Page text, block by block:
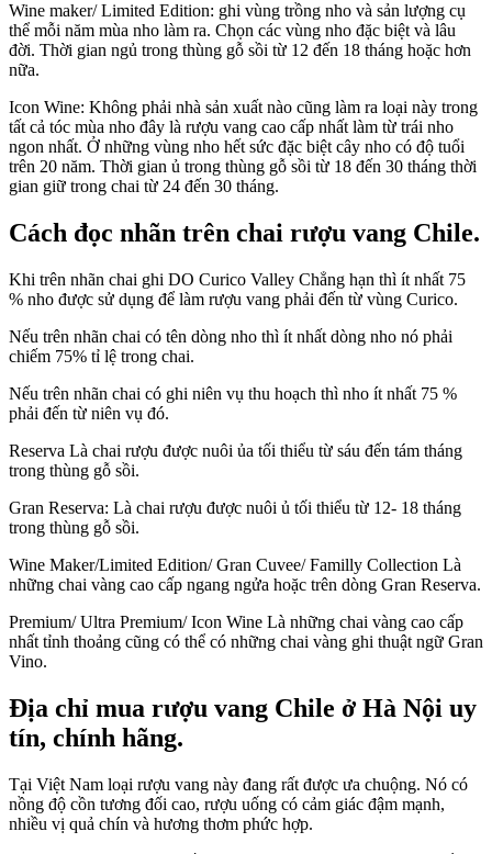
Wine maker/ Limited Edition: ghi vùng trồng nho và sản lượng cụ
thể mỗi năm mùa nho làm ra. Chọn các vùng nho đặc biệt và lâu
đời. Thời gian ngủ trong thùng gỗ sồi từ 12 đến 18 tháng hoặc hơn
nữa.
Icon Wine: Không phải nhà sản xuất nào cũng làm ra loại này trong
tất cả tóc mùa nho đây là rượu vang cao cấp nhất làm từ trái nho
ngon nhất. Ở những vùng nho hết sức đặc biệt cây nho có độ tuổi
trên 20 năm. Thời gian ủ trong thùng gỗ sồi từ 18 đến 30 tháng thời
gian giữ trong chai từ 24 đến 30 tháng.
Cách đọc nhãn trên chai rượu vang Chile.
Khi trên nhãn chai ghi DO Curico Valley Chẳng hạn thì ít nhất 75
% nho được sử dụng để làm rượu vang phải đến từ vùng Curico.
Nếu trên nhãn chai có tên dòng nho thì ít nhất dòng nho nó phải
chiếm 75% tỉ lệ trong chai.
Nếu trên nhãn chai có ghi niên vụ thu hoạch thì nho ít nhất 75 %
phải đến từ niên vụ đó.
Reserva Là chai rượu được nuôi ủa tối thiểu từ sáu đến tám tháng
trong thùng gỗ sồi.
Gran Reserva: Là chai rượu được nuôi ủ tối thiểu từ 12- 18 tháng
trong thùng gỗ sồi.
Wine Maker/Limited Edition/ Gran Cuvee/ Familly Collection Là
những chai vàng cao cấp ngang ngửa hoặc trên dòng Gran Reserva.
Premium/ Ultra Premium/ Icon Wine Là những chai vàng cao cấp
nhất tỉnh thoảng cũng có thể có những chai vàng ghi thuật ngữ Gran
Vino.
Địa chỉ mua rượu vang Chile ở Hà Nội uy
tín, chính hãng.
Tại Việt Nam loại rượu vang này đang rất được ưa chuộng. Nó có
nồng độ cồn tương đối cao, rượu uống có cảm giác đậm mạnh,
nhiều vị quả chín và hương thơm phức hợp.